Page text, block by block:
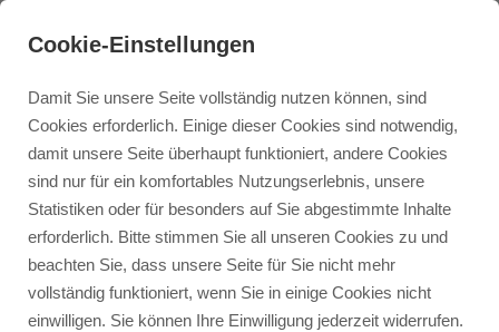
Karriereblog der Autohaus Latsch GmbH
Cookie-Einstellungen
Damit Sie unsere Seite vollständig nutzen können, sind
Cookies erforderlich. Einige dieser Cookies sind notwendig,
damit unsere Seite überhaupt funktioniert, andere Cookies
sind nur für ein komfortables Nutzungserlebnis, unsere
Statistiken oder für besonders auf Sie abgestimmte Inhalte
erforderlich. Bitte stimmen Sie all unseren Cookies zu und
beachten Sie, dass unsere Seite für Sie nicht mehr
vollständig funktioniert, wenn Sie in einige Cookies nicht
einwilligen. Sie können Ihre Einwilligung jederzeit widerrufen.